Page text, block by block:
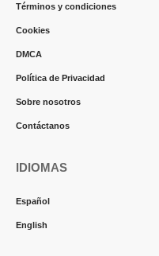
Términos y condiciones
Cookies
DMCA
Política de Privacidad
Sobre nosotros
Contáctanos
IDIOMAS
Español
English